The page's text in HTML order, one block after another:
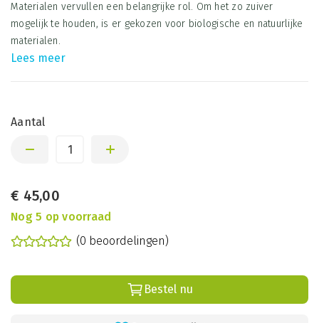
Materialen vervullen een belangrijke rol. Om het zo zuiver
mogelijk te houden, is er gekozen voor biologische en natuurlijke
materialen.
Lees meer
Aantal
€ 45,00
Nog 5 op voorraad
(0 beoordelingen)
Bestel nu